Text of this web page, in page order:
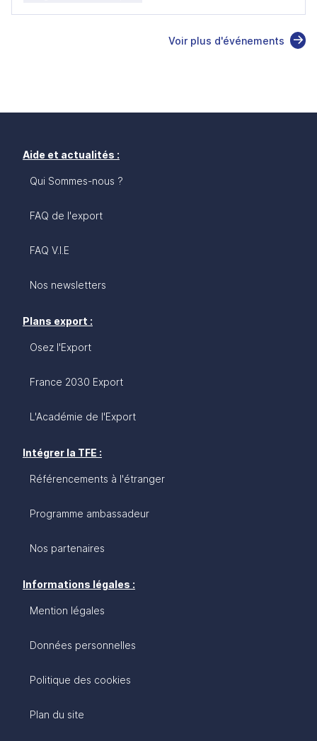
Voir plus d'événements
Aide et actualités :
Qui Sommes-nous ?
FAQ de l'export
FAQ V.I.E
Nos newsletters
Plans export :
Osez l'Export
France 2030 Export
L'Académie de l'Export
Intégrer la TFE :
Référencements à l'étranger
Programme ambassadeur
Nos partenaires
Informations légales :
Mention légales
Données personnelles
Politique des cookies
Plan du site